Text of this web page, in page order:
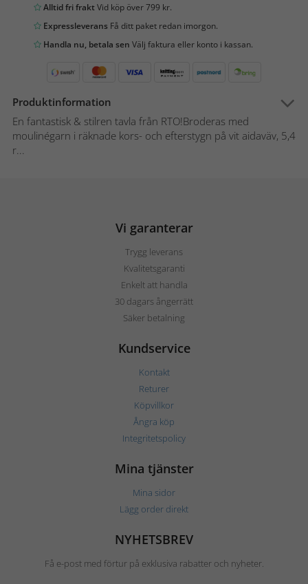
Alltid fri fraktVid köp över 799 kr.
Expressleverans Få ditt paket redan imorgon.
Handla nu, betala sen Välj faktura eller konto i kassan.
Produktinformation
En fantastisk & stilren tavla från RTO!Broderas med
moulinégarn i räknade kors- och efterstygn på vit aidaväv, 5,4
r...
Vi garanterar
Trygg leverans
Kvalitetsgaranti
Enkelt att handla
30 dagars ångerrätt
Säker betalning
Kundservice
Kontakt
Returer
Köpvillkor
Ångra köp
Integritetspolicy
Mina tjänster
Mina sidor
Lägg order direkt
NYHETSBREV
Få e-post med förtur på exklusiva rabatter och nyheter.